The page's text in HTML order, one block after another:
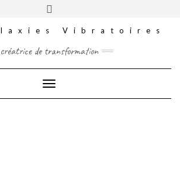
TIKTOK
FACEBOOK
CONTACT
créatrice de transformation
Toggle Navigation